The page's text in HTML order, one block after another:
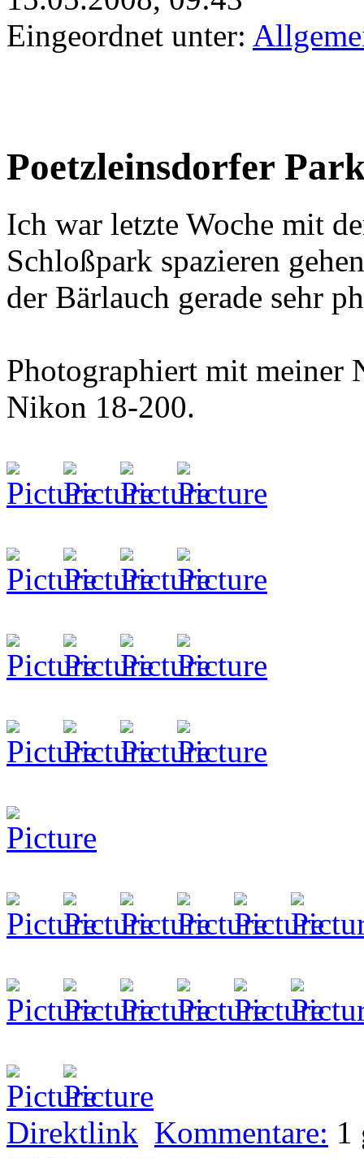
Eingeordnet unter:
Poetzleinsdorfer
Ich war letzte Woche mit
Schloßpark spazieren
der Bärlauch gerade sehr
Photographiert mit meiner
Nikon 18-200.
Direktlink Kommentare: 1